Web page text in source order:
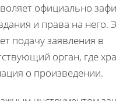
официально
и права на него.
подачу заявления в
орган, где
о произведении.